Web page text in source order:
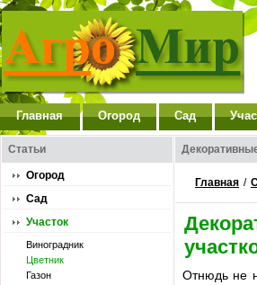
Главная Огород Сад
Статьи
Огород
Сад
Участок
Виноградник
Цветник
Газон
Главная /
Отнюдь не